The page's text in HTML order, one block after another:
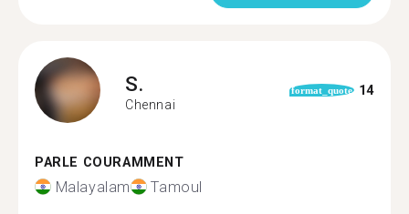
S.
Chennai
format_quote 14
PARLE COURAMMENT
Malayalam Tamoul